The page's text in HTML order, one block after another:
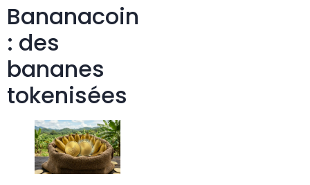
Bananacoin
: des
bananes
tokenisées